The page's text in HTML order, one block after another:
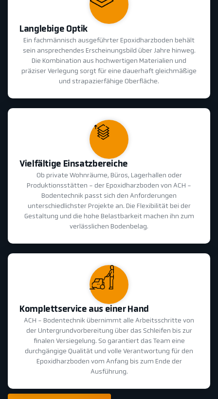
Langlebige Optik
Ein fachmännisch ausgeführter Epoxidharzboden behält
sein ansprechendes Erscheinungsbild über Jahre hinweg.
Die Kombination aus hochwertigen Materialien und
präziser Verlegung sorgt für eine dauerhaft gleichmäßige
und strapazierfähige Oberfläche.
Vielfältige Einsatzbereiche
Ob private Wohnräume, Büros, Lagerhallen oder
Produktionsstätten - der Epoxidharzboden von ACH -
Bodentechnik passt sich den Anforderungen
unterschiedlichster Projekte an. Die Flexibilität bei der
Gestaltung und die hohe Belastbarkeit machen ihn zum
verlässlichen Bodenbelag.
Komplettservice aus einer Hand
ACH - Bodentechnik übernimmt alle Arbeitsschritte von
der Untergrundvorbereitung über das Schleifen bis zur
finalen Versiegelung. So garantiert das Team eine
durchgängige Qualität und volle Verantwortung für den
Epoxidharzboden vom Anfang bis zum Ende der
Ausführung.